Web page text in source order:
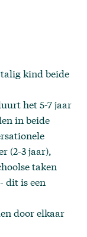
kind beide
het 5-7 jaar
in beide
(2-3 jaar),
taken
dit is een
door elkaar